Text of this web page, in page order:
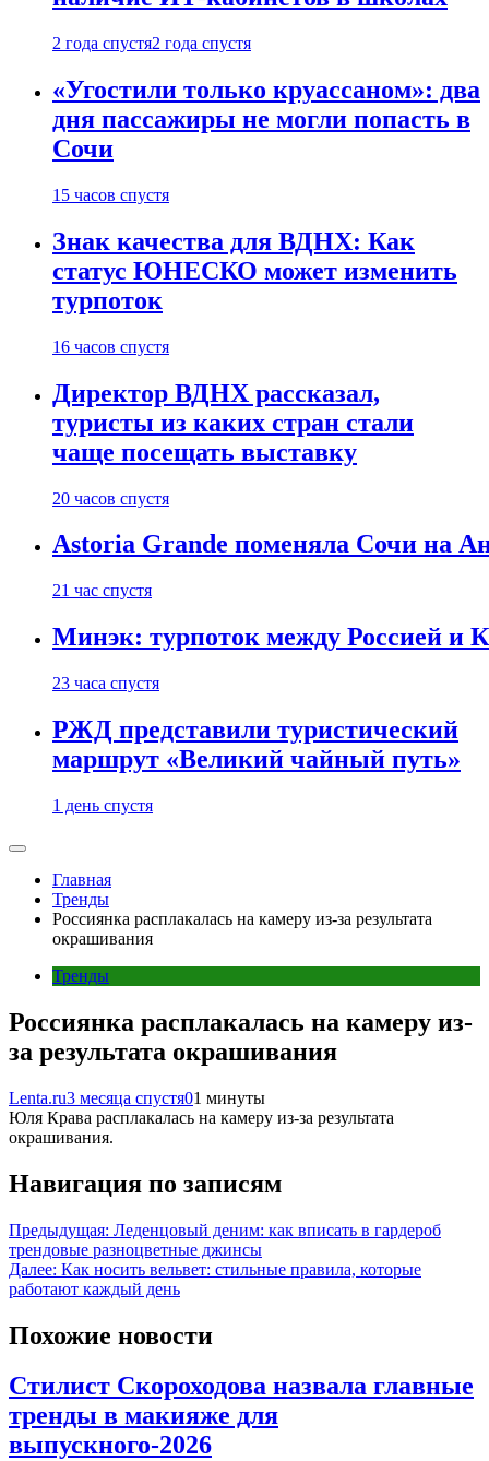
2 года спустя2 года спустя
«Угостили только круассаном»: два
дня пассажиры не могли попасть в
Сочи
15 часов спустя
Знак качества для ВДНХ: Как
статус ЮНЕСКО может изменить
турпоток
16 часов спустя
Директор ВДНХ рассказал,
туристы из каких стран стали
чаще посещать выставку
20 часов спустя
Astoria Grande поменяла Сочи на
21 час спустя
Минэк: турпоток между Россией и
23 часа спустя
РЖД представили туристический
маршрут «Великий чайный путь»
1 день спустя
Главная
Тренды
Россиянка расплакалась на камеру из-за результата
окрашивания
Тренды
Россиянка расплакалась на камеру из-
за результата окрашивания
Lenta.ru3 месяца спустя01 минуты
Юля Крава расплакалась на камеру из-за результата
окрашивания.
Навигация по записям
Предыдущая: Леденцовый деним: как вписать в гардероб
трендовые разноцветные джинсы
Далее: Как носить вельвет: стильные правила, которые
работают каждый день
Похожие новости
Стилист Скороходова назвала главные
тренды в макияже для
выпускного-2026